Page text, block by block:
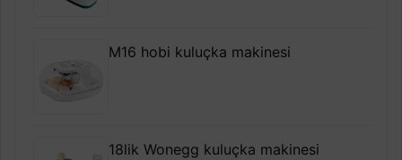
M16 hobi kuluçka makinesi
18lik Wonegg kuluçka makinesi